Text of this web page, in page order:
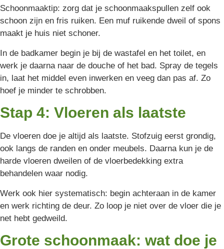
Schoonmaaktip: zorg dat je schoonmaakspullen zelf ook
schoon zijn en fris ruiken. Een muf ruikende dweil of spons
maakt je huis niet schoner.
In de badkamer begin je bij de wastafel en het toilet, en
werk je daarna naar de douche of het bad. Spray de tegels
in, laat het middel even inwerken en veeg dan pas af. Zo
hoef je minder te schrobben.
Stap 4: Vloeren als laatste
De vloeren doe je altijd als laatste. Stofzuig eerst grondig,
ook langs de randen en onder meubels. Daarna kun je de
harde vloeren dweilen of de vloerbedekking extra
behandelen waar nodig.
Werk ook hier systematisch: begin achteraan in de kamer
en werk richting de deur. Zo loop je niet over de vloer die je
net hebt gedweild.
Grote schoonmaak: wat doe je